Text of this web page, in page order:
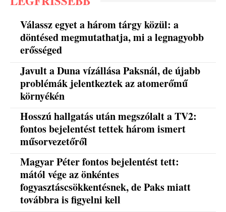
Válassz egyet a három tárgy közül: a
döntésed megmutathatja, mi a legnagyobb
erősséged
Javult a Duna vízállása Paksnál, de újabb
problémák jelentkeztek az atomerőmű
környékén
Hosszú hallgatás után megszólalt a TV2:
fontos bejelentést tettek három ismert
műsorvezetőről
Magyar Péter fontos bejelentést tett:
mától vége az önkéntes
fogyasztáscsökkentésnek, de Paks miatt
továbbra is figyelni kell